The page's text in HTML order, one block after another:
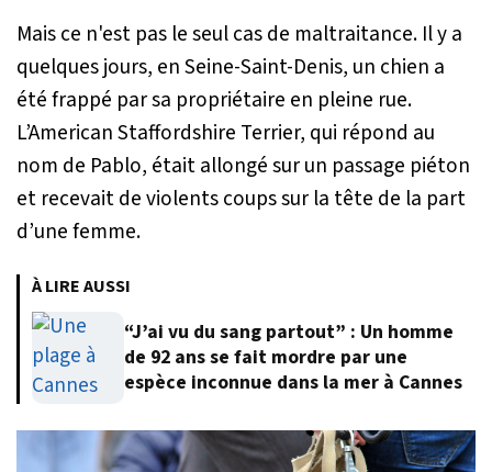
Mais ce n'est pas le seul cas de maltraitance. Il y a
quelques jours, en Seine-Saint-Denis, un chien a
été frappé par sa propriétaire en pleine rue.
L’American Staffordshire Terrier, qui répond au
nom de Pablo, était allongé sur un passage piéton
et recevait de violents coups sur la tête de la part
d’une femme.
À LIRE AUSSI
“J’ai vu du sang partout” : Un homme
de 92 ans se fait mordre par une
espèce inconnue dans la mer à Cannes